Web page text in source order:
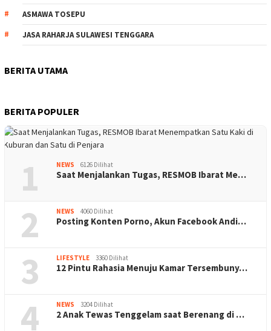
ASMAWA TOSEPU
JASA RAHARJA SULAWESI TENGGARA
BERITA UTAMA
BERITA POPULER
1 NEWS 6126 Dilihat
Saat Menjalankan Tugas, RESMOB Ibarat Me…
2 NEWS 4060 Dilihat
Posting Konten Porno, Akun Facebook Andi…
3 LIFESTYLE 3360 Dilihat
12 Pintu Rahasia Menuju Kamar Tersembuny…
4 NEWS 3204 Dilihat
2 Anak Tewas Tenggelam saat Berenang di …